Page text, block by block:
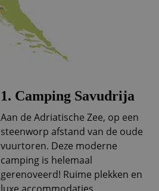
1. Camping Savudrija
Aan de Adriatische Zee, op een
steenworp afstand van de oude
vuurtoren. Deze moderne
camping is helemaal
gerenoveerd! Ruime plekken en